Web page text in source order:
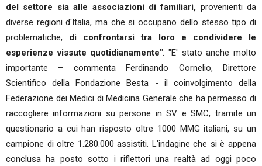
del settore sia alle associazioni di familiari, provenienti da
diverse regioni d'Italia, ma che si occupano dello stesso tipo di
problematiche, di confrontarsi tra loro e condividere le
esperienze vissute quotidianamente". "E' stato anche molto
importante – commenta Ferdinando Cornelio, Direttore
Scientifico della Fondazione Besta - il coinvolgimento della
Federazione dei Medici di Medicina Generale che ha permesso di
raccogliere informazioni su persone in SV e SMC, tramite un
questionario a cui han risposto oltre 1000 MMG italiani, su un
campione di oltre 1.280.000 assistiti. L'indagine che si è appena
conclusa ha posto sotto i riflettori una realtà ad oggi poco